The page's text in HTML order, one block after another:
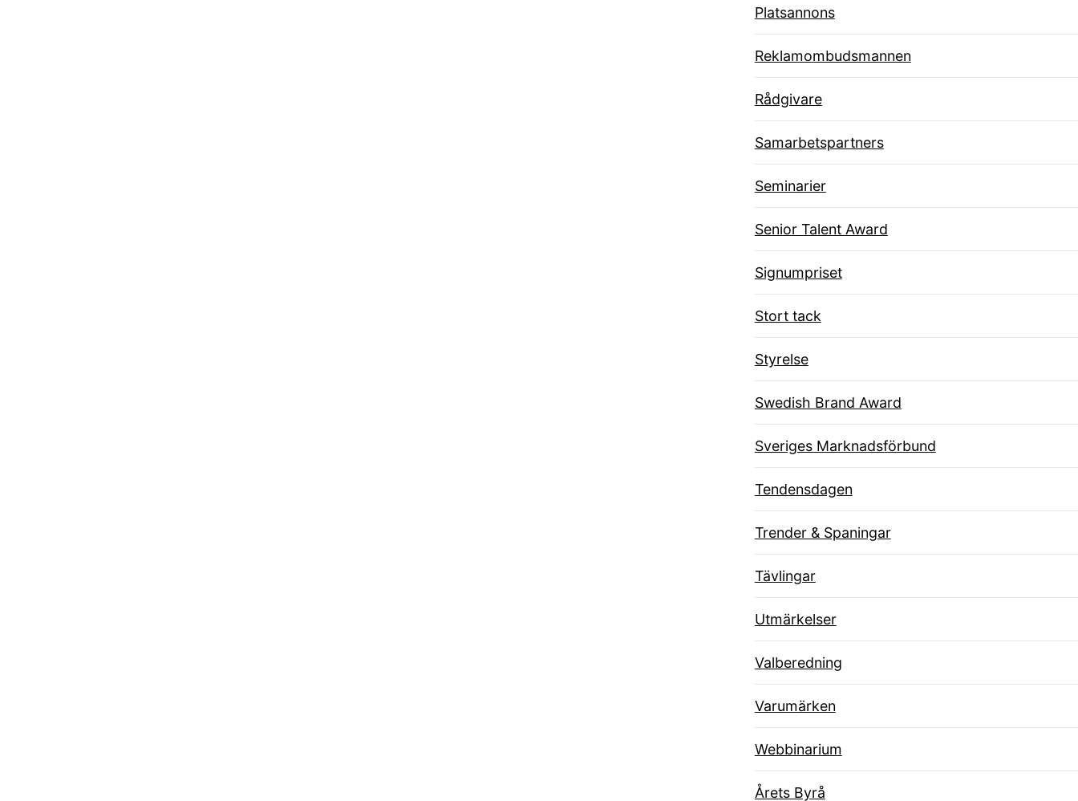
Platsannons
Reklamombudsmannen
Rådgivare
Samarbetspartners
Seminarier
Senior Talent Award
Signumpriset
Stort tack
Styrelse
Swedish Brand Award
Sveriges Marknadsförbund
Tendensdagen
Trender & Spaningar
Tävlingar
Utmärkelser
Valberedning
Varumärken
Webbinarium
Årets Byrå